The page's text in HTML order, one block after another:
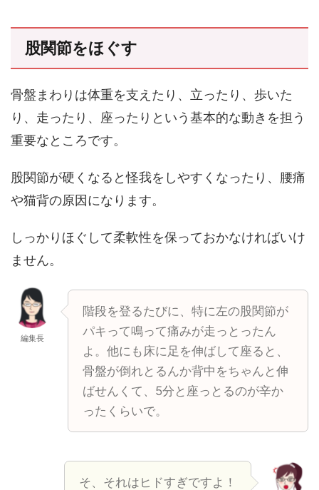
股関節をほぐす
骨盤まわりは体重を支えたり、立ったり、歩いた
り、走ったり、座ったりという基本的な動きを担う
重要なところです。
股関節が硬くなると怪我をしやすくなったり、腰痛
や猫背の原因になります。
しっかりほぐして柔軟性を保っておかなければいけ
ません。
編集長
階段を登るたびに、特に左の股関節が
パキって鳴って痛みが走っとったん
よ。他にも床に足を伸ばして座ると、
骨盤が倒れとるんか背中をちゃんと伸
ばせんくて、5分と座っとるのが辛か
ったくらいで。
そ、それはヒドすぎですよ！